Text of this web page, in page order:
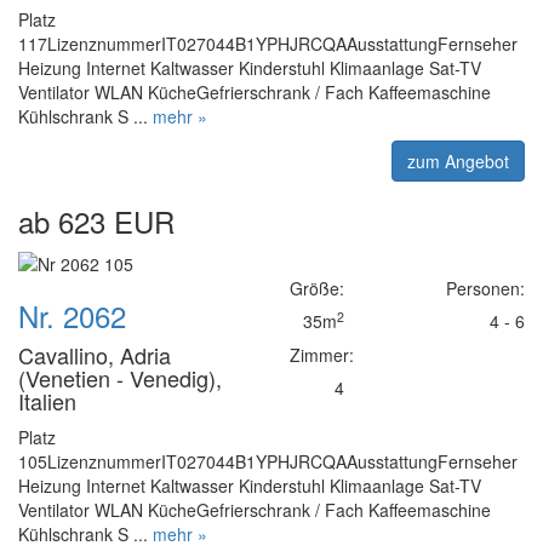
Platz
117LizenznummerIT027044B1YPHJRCQAAusstattungFernseher
Heizung Internet Kaltwasser Kinderstuhl Klimaanlage Sat-TV
Ventilator WLAN KücheGefrierschrank / Fach Kaffeemaschine
Kühlschrank S ... mehr »
zum Angebot
ab 623 EUR
Nr. 2062
Cavallino, Adria
(Venetien - Venedig),
Italien
Größe:
35m2
Zimmer:
4
Personen:
4 - 6
Platz
105LizenznummerIT027044B1YPHJRCQAAusstattungFernseher
Heizung Internet Kaltwasser Kinderstuhl Klimaanlage Sat-TV
Ventilator WLAN KücheGefrierschrank / Fach Kaffeemaschine
Kühlschrank S ... mehr »